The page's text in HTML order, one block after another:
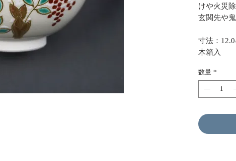
けや火災
玄関先や
寸法：
木箱入
数量 *